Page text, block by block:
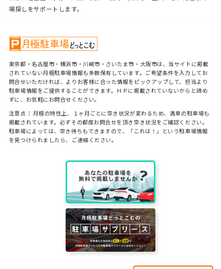
場探しをサポートします。
東京都・名古屋市・横浜市・川崎市・さいたま市・大阪市は、当サイトに掲載
されていない月極駐車場情報も多数保有しています。ご希望条件を入力してお
問合せいただければ、よりお客様に合った情報をピックアップして、担当より
駐車場情報をご提供することができます。ＨＰに掲載されていないからと諦め
ずに、お気軽にお問合せください。
注意点： 月極の特性上、１ヶ月ごとに空き状況が変わるため、満車の駐車場も
掲載されています。必ずその都度お問合せを頂き空き状況をご確認ください。
駐車場によっては、空き待ちもできますので、「これは！」という駐車場情報
を見つけられましたら、ご連絡ください。